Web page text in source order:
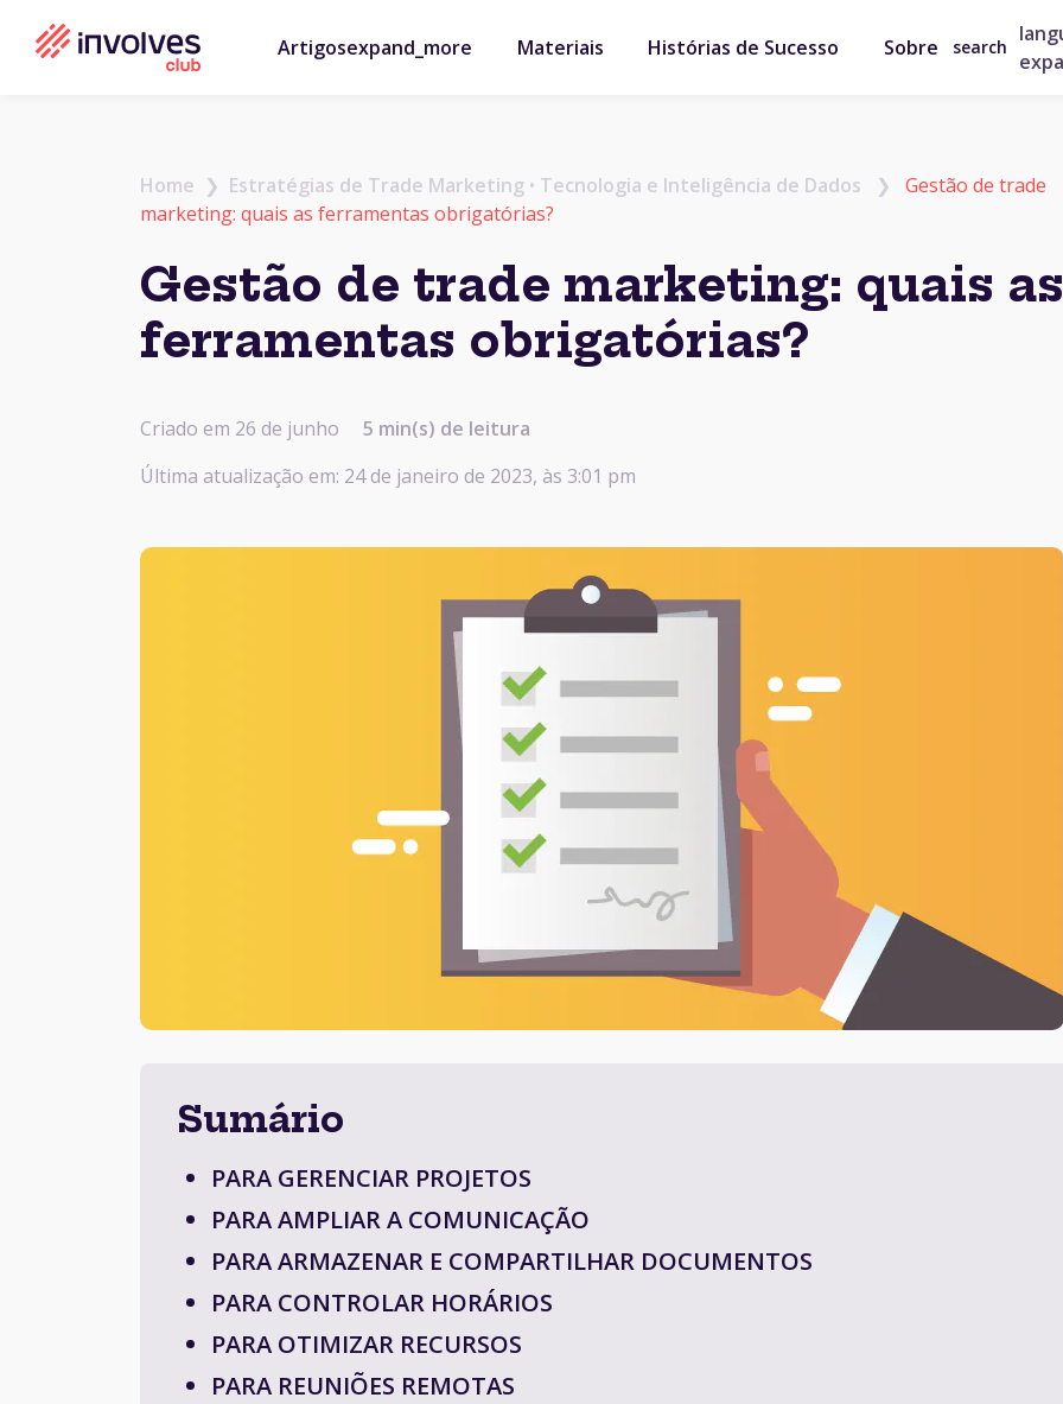
Artigosexpand_more Materiais Histórias de Sucesso Sobre search
Home ❯ Estratégias de Trade Marketing • Tecnologia e Inteligência de Dados ❯ Gestão de trade
marketing: quais as ferramentas obrigatórias?
Gestão de trade marketing: quais as
ferramentas obrigatórias?
Criado em 26 de junho 5 min(s) de leitura
Última atualização em: 24 de janeiro de 2023, às 3:01 pm
Sumário
PARA GERENCIAR PROJETOS
PARA AMPLIAR A COMUNICAÇÃO
PARA ARMAZENAR E COMPARTILHAR DOCUMENTOS
PARA CONTROLAR HORÁRIOS
PARA OTIMIZAR RECURSOS
PARA REUNIÕES REMOTAS